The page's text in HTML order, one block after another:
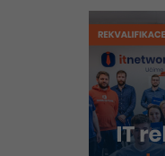
Umělá
Datová
Školení
Základy
Objektové
Umělá
Školení dle
C# .NET
Java
Programátor
Senior
Front-end
Kurzy
Jak začít?
Java -80%
C#.NET -80%